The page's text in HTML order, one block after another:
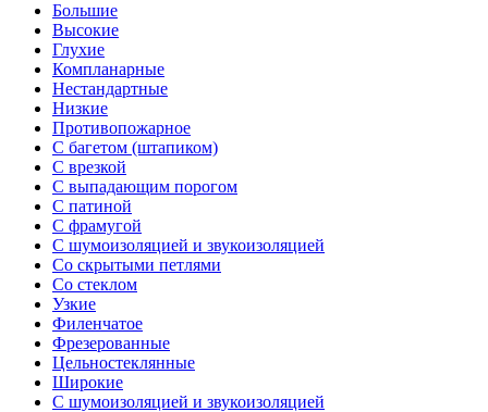
Большие
Высокие
Глухие
Компланарные
Нестандартные
Низкие
Противопожарное
С багетом (штапиком)
С врезкой
С выпадающим порогом
С патиной
С фрамугой
С шумоизоляцией и звукоизоляцией
Со скрытыми петлями
Со стеклом
Узкие
Филенчатое
Фрезерованные
Цельностеклянные
Широкие
С шумоизоляцией и звукоизоляцией